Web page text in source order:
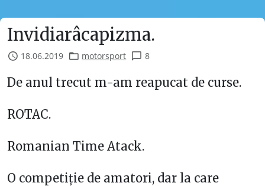
Invidiarâcapizma.
18.06.2019 motorsport 8
De anul trecut m-am reapucat de curse.
ROTAC.
Romanian Time Atack.
O competiție de amatori, dar la care